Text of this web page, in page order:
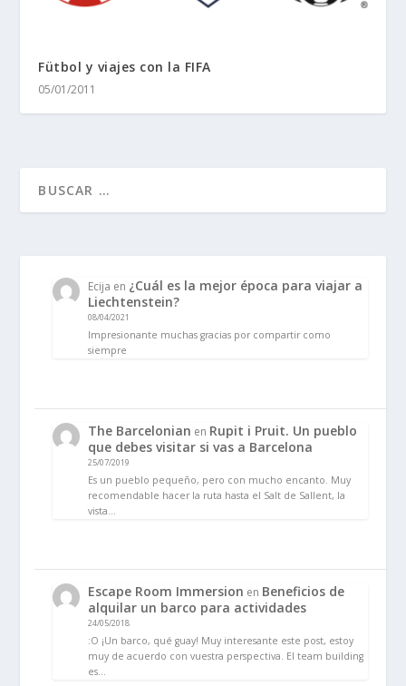
Fütbol y viajes con la FIFA
05/01/2011
Ecija en ¿Cuál es la mejor época para viajar a
Liechtenstein?
08/04/2021
Impresionante muchas gracias por compartir como
siempre
The Barcelonian en Rupit i Pruit. Un pueblo
que debes visitar si vas a Barcelona
25/07/2019
Es un pueblo pequeño, pero con mucho encanto. Muy
recomendable hacer la ruta hasta el Salt de Sallent, la
vista…
Escape Room Immersion en Beneficios de
alquilar un barco para actividades
24/05/2018
:O ¡Un barco, qué guay! Muy interesante este post, estoy
muy de acuerdo con vuestra perspectiva. El team building
es…